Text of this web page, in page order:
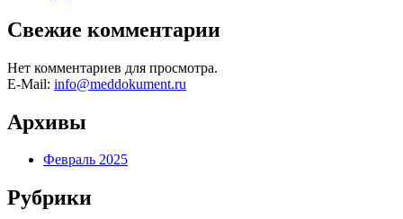
Свежие комментарии
Нет комментариев для просмотра.
E-Mail: info@meddokument.ru
Архивы
Февраль 2025
Рубрики